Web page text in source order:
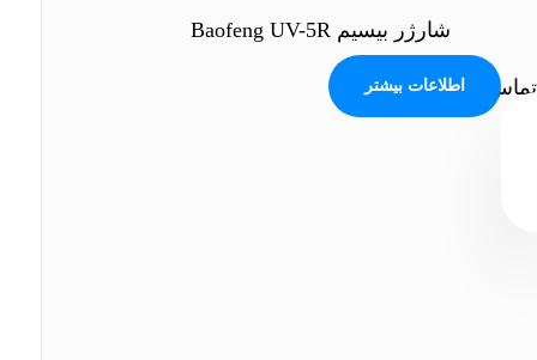
شارژر بیسیم Baofeng UV-5R
تماس بگیریداطلاعات بیشتر